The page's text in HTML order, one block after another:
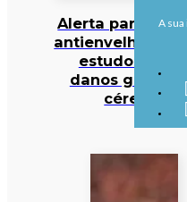
Alerta para
estudo deteta
danos graves
cérebro
A